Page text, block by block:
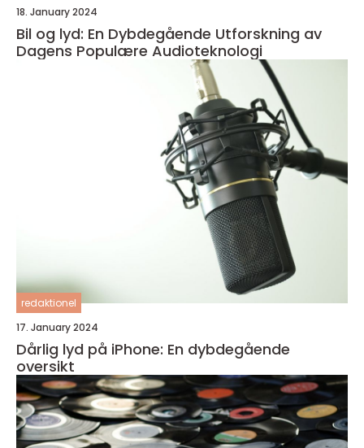
18. January 2024
Bil og lyd: En Dybdegående Utforskning av
Dagens Populære Audioteknologi
redaktionel
17. January 2024
Dårlig lyd på iPhone: En dybdegående
oversikt